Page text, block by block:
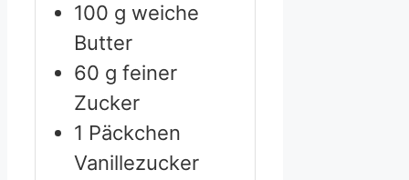
100 g weiche
Butter
60 g feiner
Zucker
1 Päckchen
Vanillezucker